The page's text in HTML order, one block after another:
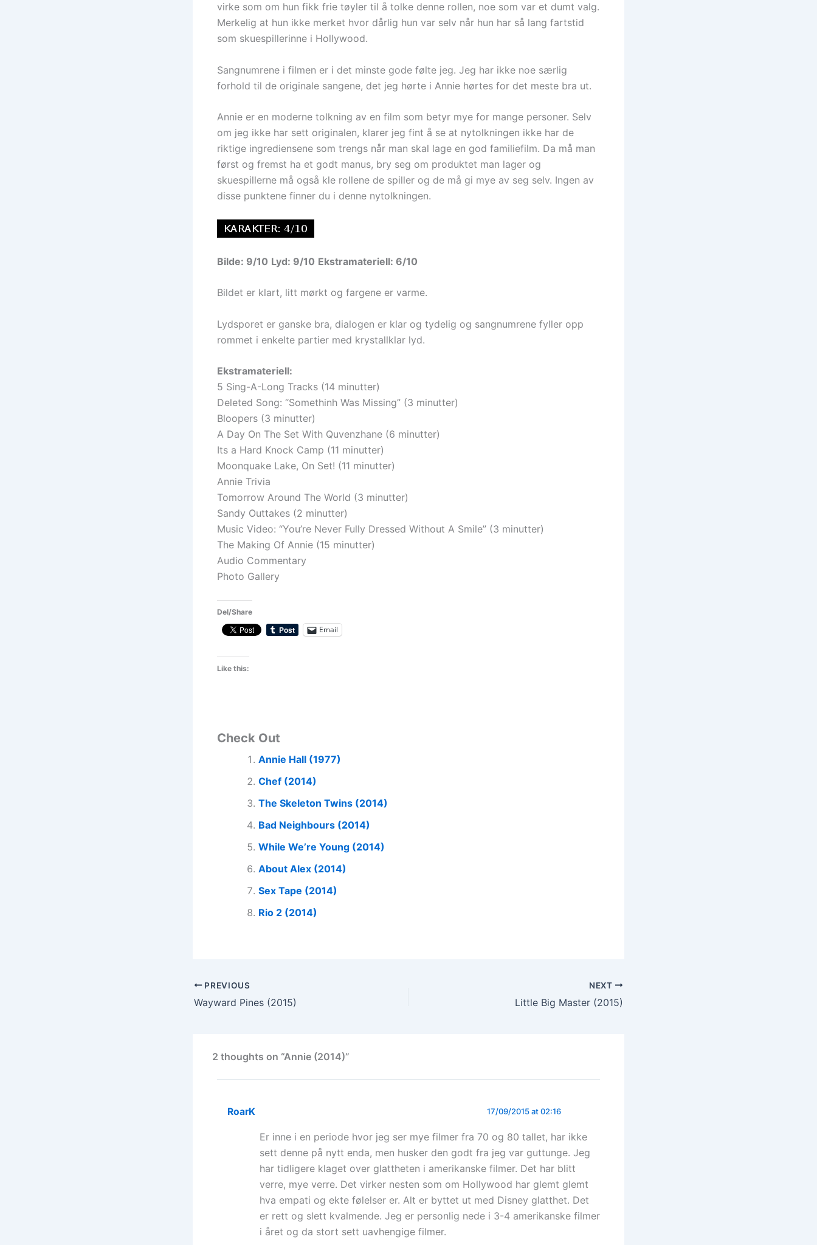
virke som om hun fikk frie tøyler til å tolke denne rollen, noe som var et dumt valg.
Merkelig at hun ikke merket hvor dårlig hun var selv når hun har så lang fartstid
som skuespillerinne i Hollywood.
Sangnumrene i filmen er i det minste gode følte jeg. Jeg har ikke noe særlig
forhold til de originale sangene, det jeg hørte i Annie hørtes for det meste bra ut.
Annie er en moderne tolkning av en film som betyr mye for mange personer. Selv
om jeg ikke har sett originalen, klarer jeg fint å se at nytolkningen ikke har de
riktige ingrediensene som trengs når man skal lage en god familiefilm. Da må man
først og fremst ha et godt manus, bry seg om produktet man lager og
skuespillerne må også kle rollene de spiller og de må gi mye av seg selv. Ingen av
disse punktene finner du i denne nytolkningen.
Bilde: 9/10 Lyd: 9/10 Ekstramateriell: 6/10
Bildet er klart, litt mørkt og fargene er varme.
Lydsporet er ganske bra, dialogen er klar og tydelig og sangnumrene fyller opp
rommet i enkelte partier med krystallklar lyd.
Ekstramateriell:
5 Sing-A-Long Tracks (14 minutter)
Deleted Song: “Somethinh Was Missing” (3 minutter)
Bloopers (3 minutter)
A Day On The Set With Quvenzhane (6 minutter)
Its a Hard Knock Camp (11 minutter)
Moonquake Lake, On Set! (11 minutter)
Annie Trivia
Tomorrow Around The World (3 minutter)
Sandy Outtakes (2 minutter)
Music Video: “You’re Never Fully Dressed Without A Smile” (3 minutter)
The Making Of Annie (15 minutter)
Audio Commentary
Photo Gallery
Del/Share
Email
Like this:
Check Out
Annie Hall (1977)
Chef (2014)
The Skeleton Twins (2014)
Bad Neighbours (2014)
While We’re Young (2014)
About Alex (2014)
Sex Tape (2014)
Rio 2 (2014)
PREVIOUS
Wayward Pines (2015)
NEXT
Little Big Master (2015)
2 thoughts on “Annie (2014)”
RoarK 17/09/2015 at 02:16
Er inne i en periode hvor jeg ser mye filmer fra 70 og 80 tallet, har ikke
sett denne på nytt enda, men husker den godt fra jeg var guttunge. Jeg
har tidligere klaget over glattheten i amerikanske filmer. Det har blitt
verre, mye verre. Det virker nesten som om Hollywood har glemt glemt
hva empati og ekte følelser er. Alt er byttet ut med Disney glatthet. Det
er rett og slett kvalmende. Jeg er personlig nede i 3-4 amerikanske filmer
i året og da stort sett uavhengige filmer.